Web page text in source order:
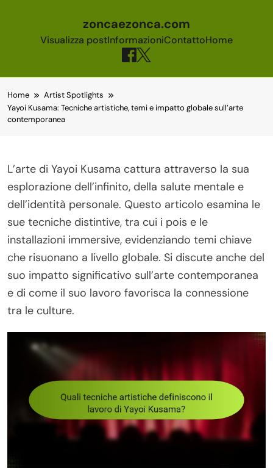
zoncaezonca.com
Visualizza postInformazioniContattoHome
Home
Artist Spotlights
Yayoi Kusama: Tecniche artistiche, temi e impatto globale sull’arte
contemporanea
L’arte di Yayoi Kusama cattura attraverso la sua
esplorazione dell’infinito, della salute mentale e
dell’identità personale. Questo articolo esamina le
sue tecniche distintive, tra cui i pois e le
installazioni immersive, evidenziando temi chiave
che risuonano a livello globale. Si discute anche del
suo impatto significativo sull’arte contemporanea
e di come il suo lavoro favorisca la connessione
tra le culture.